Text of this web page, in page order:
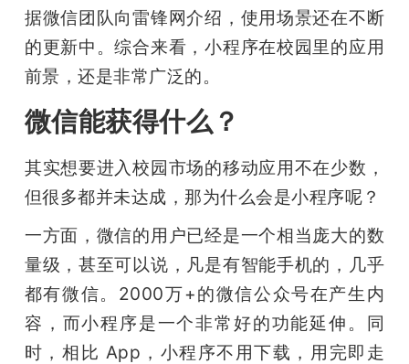
据微信团队向雷锋网介绍，使用场景还在不断
的更新中。综合来看，小程序在校园里的应用
前景，还是非常广泛的。
微信能获得什么？
其实想要进入校园市场的移动应用不在少数，
但很多都并未达成，那为什么会是小程序呢？
一方面，微信的用户已经是一个相当庞大的数
量级，甚至可以说，凡是有智能手机的，几乎
都有微信。2000万+的微信公众号在产生内
容，而小程序是一个非常好的功能延伸。同
时，相比 App，小程序不用下载，用完即走